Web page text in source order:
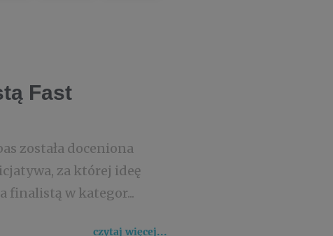
Fast
została doceniona
za której ideę
finalistą w kategor...
czytaj więcej...